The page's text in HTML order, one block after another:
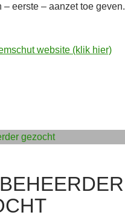
– eerste – aanzet toe geven.
website (klik hier)